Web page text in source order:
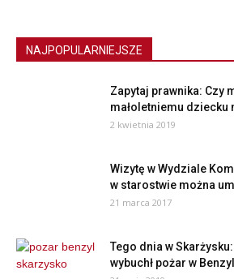
NAJPOPULARNIEJSZE
Zapytaj prawnika: Czy
małoletniemu dziecku
2 kwietnia 2019
Wizytę w Wydziale
w starostwie można
21 marca 2017
Tego dnia w
wybuchł pożar w